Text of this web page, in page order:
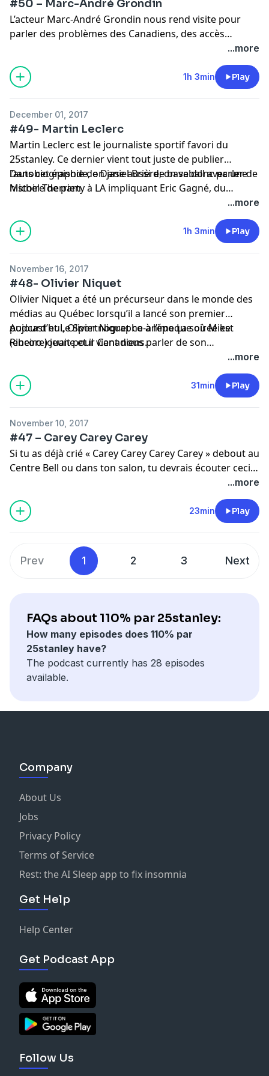
#50 – Marc-André Grondin
L’acteur Marc-André Grondin nous rend visite pour
parler des problèmes des Canadiens, des accès
exclusifs qu’il a déjà eu au party du Match des Étoiles
de la NHL à Montréal et de comment il a appris à jouer
au hockey pour le film goon.
...more
1h 3min Play
December 01, 2017
#49- Martin Leclerc
Martin Leclerc est le journaliste sportif favori du
25stanley. Ce dernier vient tout juste de publier
l’autobiographie de Daniel Brière; on va donc parler de
Michel Therrien.
Dans cet épisode, on jase aussi de baseball avec une
histoire de party à LA impliquant Eric Gagné, du
programme Midget AAA au Québec et de sa carrière
...more
1h 3min Play
November 16, 2017
#48- Olivier Niquet
Olivier Niquet a été un précurseur dans le monde des
médias au Québec lorsqu’il a lancé son premier
podcast et Le Sportnographe à l’époque où Mike
Ribeiro jouait pour Canadiens.
Aujourd’hui, Olivier Niquet co-anime La soirée est
(encore) jeune et il vient nous parler de son
nouveau recueil humoristique des meilleures citations
...more
31min Play
November 10, 2017
#47 – Carey Carey Carey
Si tu as déjà crié « Carey Carey Carey Carey » debout au
Centre Bell ou dans ton salon, tu devrais écouter ceci.
...more
23min Play
Prev 1 2 3 Next
FAQs about 110% par 25stanley:
How many episodes does 110% par
25stanley have?
The podcast currently has 28 episodes
available.
Company
About Us
Jobs
Privacy Policy
Terms of Service
Rest: the AI Sleep app to fix insomnia
Get Help
Help Center
Get Podcast App
Follow Us